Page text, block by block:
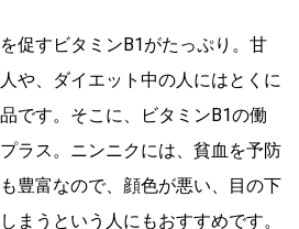
促すビタミンB1がたっぷり。甘
や、ダイエット中の人にはとくに
です。そこに、ビタミンB1の働
ラス。ニンニクには、貧血を予防
豊富なので、顔色が悪い、目の下
まうという人にもおすすめです。